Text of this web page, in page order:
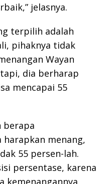
jelasnya.
terpilih adalah
pihaknya tidak
Wayan
dia berharap
mencapai 55
berapa
harapkan menang,
55 persen-lah.
persentase, karena
kemenangannya